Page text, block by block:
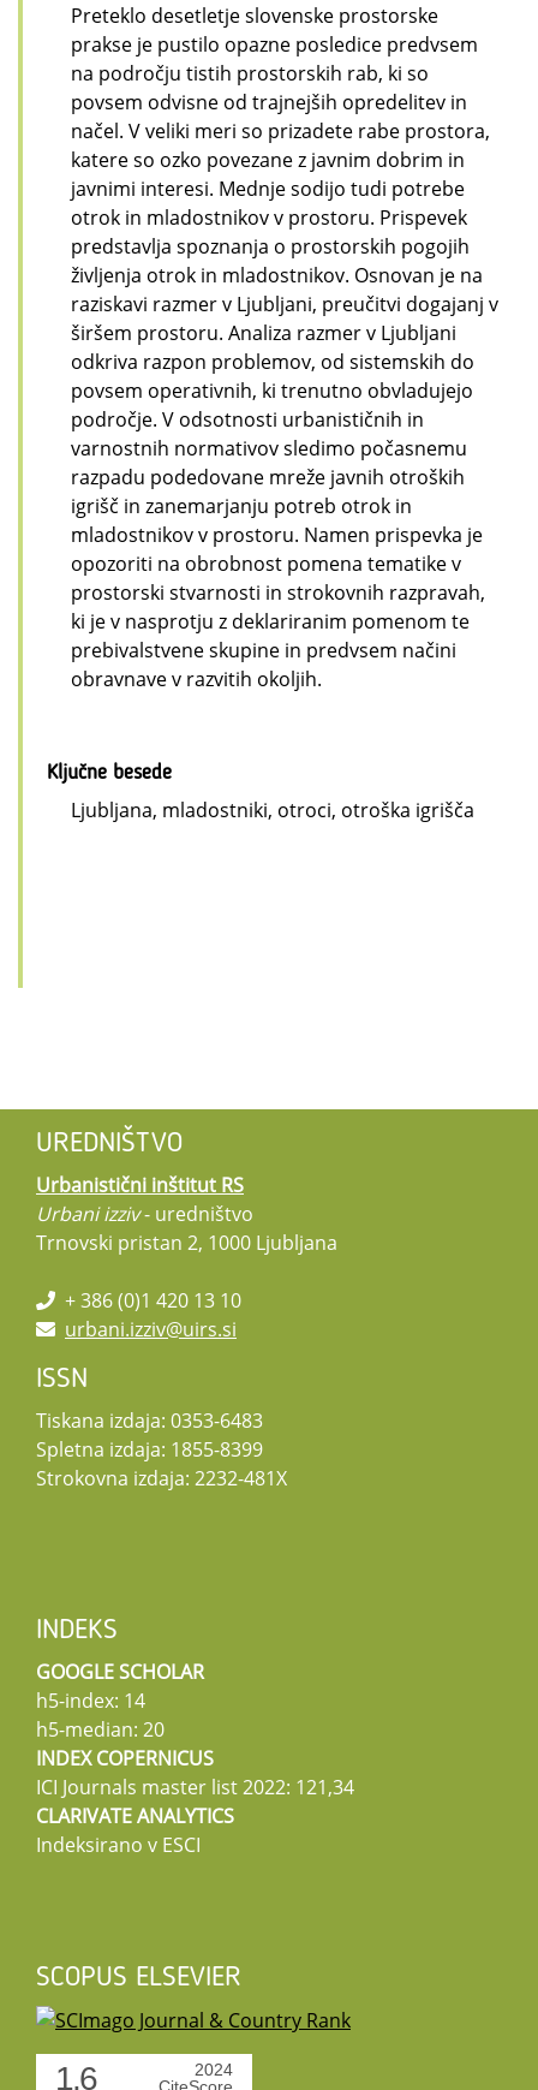
Preteklo desetletje slovenske prostorske
prakse je pustilo opazne posledice predvsem
na področju tistih prostorskih rab, ki so
povsem odvisne od trajnejših opredelitev in
načel. V veliki meri so prizadete rabe prostora,
katere so ozko povezane z javnim dobrim in
javnimi interesi. Mednje sodijo tudi potrebe
otrok in mladostnikov v prostoru. Prispevek
predstavlja spoznanja o prostorskih pogojih
življenja otrok in mladostnikov. Osnovan je na
raziskavi razmer v Ljubljani, preučitvi dogajanj v
širšem prostoru. Analiza razmer v Ljubljani
odkriva razpon problemov, od sistemskih do
povsem operativnih, ki trenutno obvladujejo
področje. V odsotnosti urbanističnih in
varnostnih normativov sledimo počasnemu
razpadu podedovane mreže javnih otroških
igrišč in zanemarjanju potreb otrok in
mladostnikov v prostoru. Namen prispevka je
opozoriti na obrobnost pomena tematike v
prostorski stvarnosti in strokovnih razpravah,
ki je v nasprotju z deklariranim pomenom te
prebivalstvene skupine in predvsem načini
obravnave v razvitih okoljih.
Ključne besede
Ljubljana, mladostniki, otroci, otroška igrišča
UREDNIŠTVO
Urbanistični inštitut RS
Urbani izziv- uredništvo
Trnovski pristan 2, 1000 Ljubljana
+ 386 (0)1 420 13 10
urbani.izziv@uirs.si
ISSN
Tiskana izdaja: 0353-6483
Spletna izdaja: 1855-8399
Strokovna izdaja: 2232-481X
INDEKS
GOOGLE SCHOLAR
h5-index: 14
h5-median: 20
INDEX COPERNICUS
ICI Journals master list 2022: 121,34
CLARIVATE ANALYTICS
Indeksirano v ESCI
SCOPUS ELSEVIER
1.6
2024